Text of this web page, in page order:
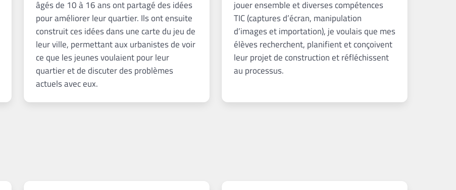
âgés de 10 à 16 ans ont partagé des idées
pour améliorer leur quartier. Ils ont ensuite
construit ces idées dans une carte du jeu de
leur ville, permettant aux urbanistes de voir
ce que les jeunes voulaient pour leur
quartier et de discuter des problèmes
actuels avec eux.
jouer ensemble et diverses compétences
TIC (captures d’écran, manipulation
d’images et importation), je voulais que mes
élèves recherchent, planifient et conçoivent
leur projet de construction et réfléchissent
au processus.